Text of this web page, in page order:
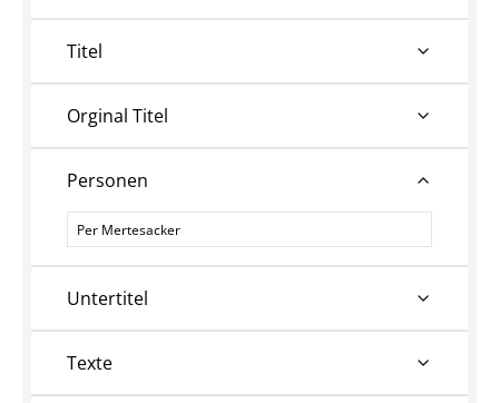
Titel
Orginal Titel
Personen
Personen
Untertitel
Texte